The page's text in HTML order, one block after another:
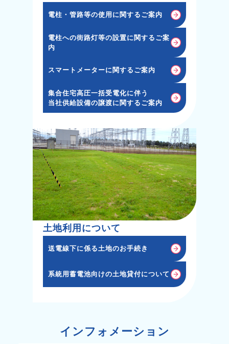
電柱・管路等の使用に関するご案内
電柱への街路灯等の設置に関するご案
内
スマートメーターに関するご案内
集合住宅高圧一括受電化に伴う
当社供給設備の譲渡に関するご案内
土地利用について
送電線下に係る土地のお手続き
系統用蓄電池向けの土地貸付について
インフォメーション